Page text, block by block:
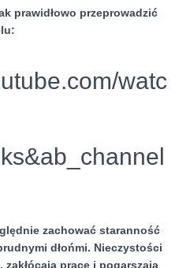
prawidłowo przeprowadzić
watc
zachować staranność
dłońmi. Nieczystości
pracę i pogarszają